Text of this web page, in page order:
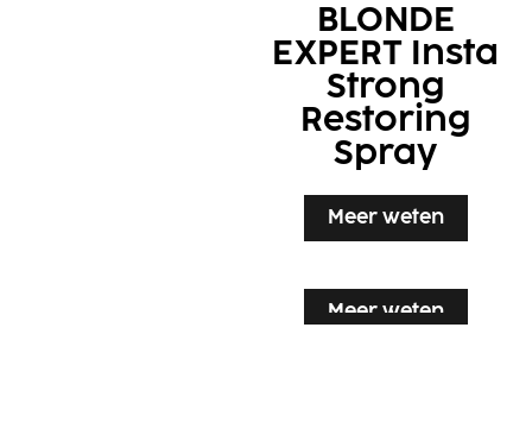
BLONDE
EXPERT Insta
Strong
Restoring
Spray
Meer weten
Meer weten